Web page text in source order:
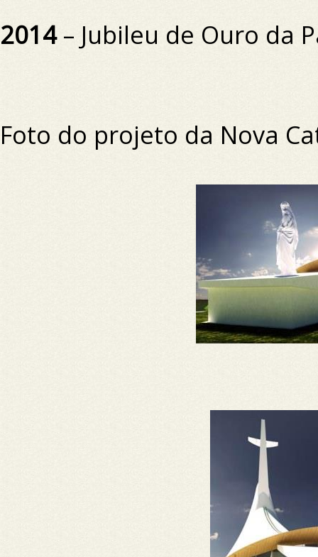
2014– Jubileu de Ouro da
Foto do projeto da Nova